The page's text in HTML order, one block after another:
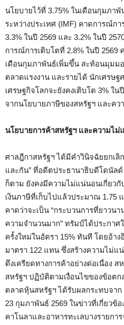
นโยบายไว้ที่ 3.75% ในเดือนกุมภาพั
ระหว่างประเทศ (IMF) คาดการณ์ก
3.3% ในปี 2569 และ 3.2% ในปี
การณ์การเติบโตที่ 2.8% ในปี 2569
เดือนกุมภาพันธ์เพิ่มขึ้น สะท้อนมุมม
ตลาดแรงงาน และรายได้ นักเศรษ
เศรษฐกิจโลกจะยังคงเติบโต 3% ใ
จากนโยบายภาษีของสหรัฐฯ และคว
นโยบายการค้าสหรัฐฯ และความไ
ศาลฎีกาสหรัฐฯ ได้มีคำวินิจฉัยยกเลิ
และกัน” ที่อดีตประธานาธิบดีโดนัล
ก็ตาม ยังคงมีความไม่แน่นอนเกี่ยว
เงินภาษีที่เก็บไปแล้วประมาณ 1.75
คาดว่าจะเป็น “กระบวนการที่ยาวน
ความจำนวนมาก” ทรัมป์ได้ประกาศ
ครั้งใหม่ในอัตรา 15% ทันที โดยอ้า
มาตรา 122 แทน ซึ่งสร้างความไม่
ตึงเครียดทางการค้าอย่างต่อเนื่อง ส
สหรัฐฯ ปฏิบัติตามเงื่อนไขของข้อตก
ตลาดหุ้นสหรัฐฯ ได้รับผลกระทบจาก
23 กุมภาพันธ์ 2569 ในข่าวที่เกี่ยวข้
คาโนลาและอาหารทะเลบางรายกา